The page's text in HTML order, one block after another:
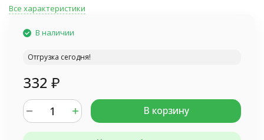
Все характеристики
В наличии
Отгрузка сегодня!
332 ₽
В корзину